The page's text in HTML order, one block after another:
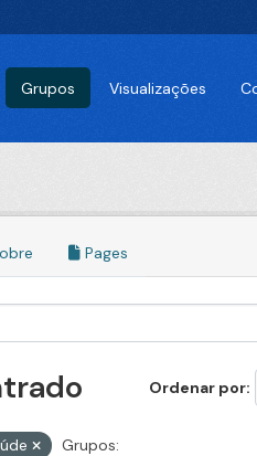
Grupos Visualizações
Pages
Ordenar por
Grupos: